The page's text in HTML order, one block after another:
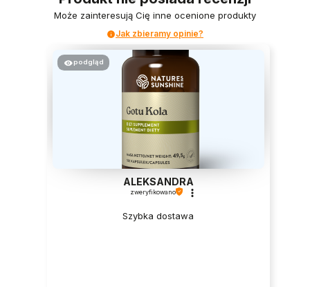
Może zainteresują Cię inne ocenione produkty
Jak zbieramy opinie?
podgląd
ALEKSANDRA
zweryfikowano
Szybka dostawa